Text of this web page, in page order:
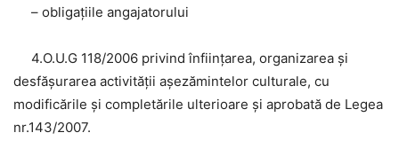
– obligațiile angajatorului
4.O.U.G 118/2006 privind înființarea, organizarea și
desfășurarea activității așezămintelor culturale, cu
modificările și completările ulterioare și aprobată de Legea
nr.143/2007.